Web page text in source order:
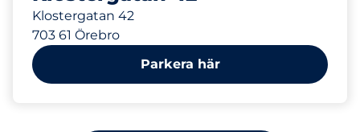
Klostergatan 42
703 61 Örebro
Parkera här